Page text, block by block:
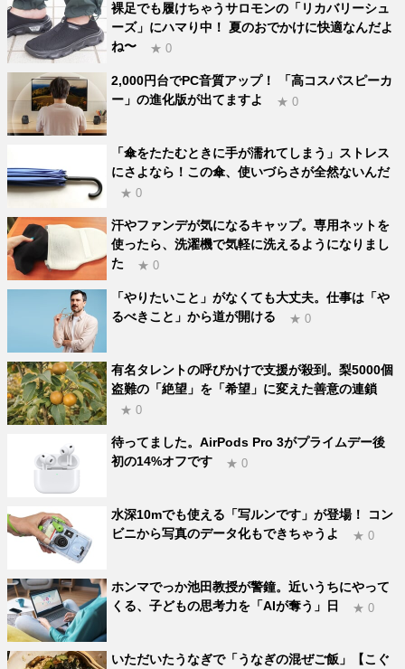
裸足でも履けちゃうサロモンの「リカバリーシュ
ーズ」にハマり中！ 夏のおでかけに快適なんだよ
ね〜
★ 0
2,000円台でPC音質アップ！ 「高コスパスピーカ
ー」の進化版が出てますよ
★ 0
「傘をたたむときに手が濡れてしまう」ストレス
にさよなら！この傘、使いづらさが全然ないんだ
★ 0
汗やファンデが気になるキャップ。専用ネットを
使ったら、洗濯機で気軽に洗えるようになりまし
た
★ 0
「やりたいこと」がなくても大丈夫。仕事は「や
るべきこと」から道が開ける
★ 0
有名タレントの呼びかけで支援が殺到。梨5000個
盗難の「絶望」を「希望」に変えた善意の連鎖
★ 0
待ってました。AirPods Pro 3がプライムデー後
初の14%オフです
★ 0
水深10mでも使える「写ルンです」が登場！ コン
ビニから写真のデータ化もできちゃうよ
★ 0
ホンマでっか池田教授が警鐘。近いうちにやって
くる、子どもの思考力を「AIが奪う」日
★ 0
いただいたうなぎで「うなぎの混ぜご飯」【こぐ